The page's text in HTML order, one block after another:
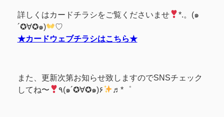
詳しくはカードチラシをご覧くださいませ
*.。(๑
´✪∀✪๑)
♡
★カードウェブチラシはこちら★
また、更新次第お知らせ致しますのでSNSチェック
してね〜
٩(๑´✪∀✪๑)۶ ♬*゜